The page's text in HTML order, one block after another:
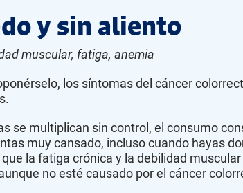
y sin aliento
muscular, fatiga, anemia
los síntomas del cáncer
se multiplican sin control, el consumo
muy cansado, incluso cuando hayas
la fatiga crónica y la debilidad
no esté causado por el cáncer